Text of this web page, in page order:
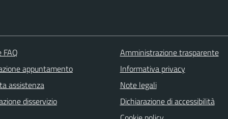
FAQ
appuntamento
assistenza
disservizio
Amministrazione trasparente
Informativa privacy
Note legali
Dichiarazione di accessibilità